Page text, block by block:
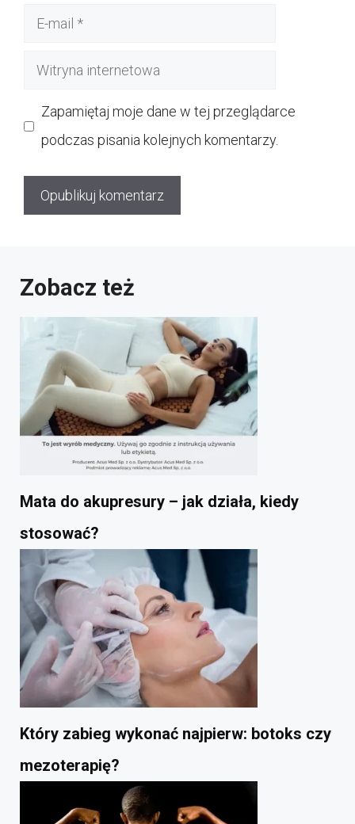
Witryna
Zapamiętaj moje dane w tej przeglądarce
podczas pisania kolejnych komentarzy.
Zobacz też
Mata do akupresury – jak działa, kiedy
stosować?
Który zabieg wykonać najpierw: botoks czy
mezoterapię?